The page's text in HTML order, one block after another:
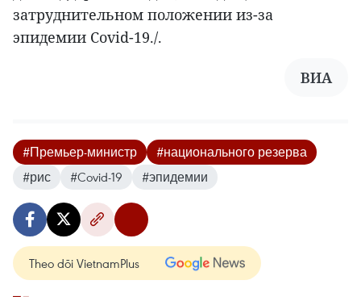
затруднительном положении из-за
эпидемии Covid-19./.
ВИА
#Премьер-министр
#национального резерва
#рис
#Covid-19 #эпидемии
Theo dõi VietnamPlus